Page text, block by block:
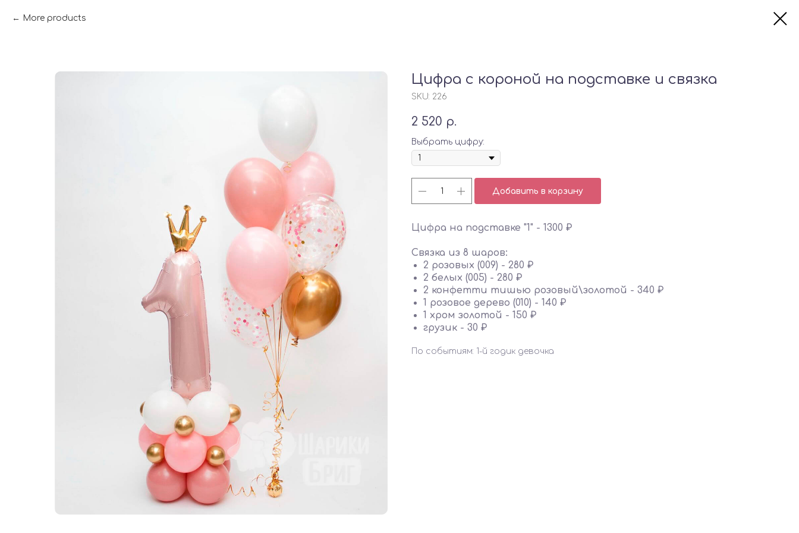
More products
Цифра с короной на подставке и связка
SKU: 226
2 520 р.
Выбрать цифру:
Добавить в корзину
Цифра на подставке "1" - 1300 ₽
Связка из 8 шаров:
2 розовых (009) - 280 ₽
2 белых (005) - 280 ₽
2 конфетти тишью розовый\золотой - 340 ₽
1 розовое дерево (010) - 140 ₽
1 хром золотой - 150 ₽
грузик - 30 ₽
По событиям: 1-й годик девочка